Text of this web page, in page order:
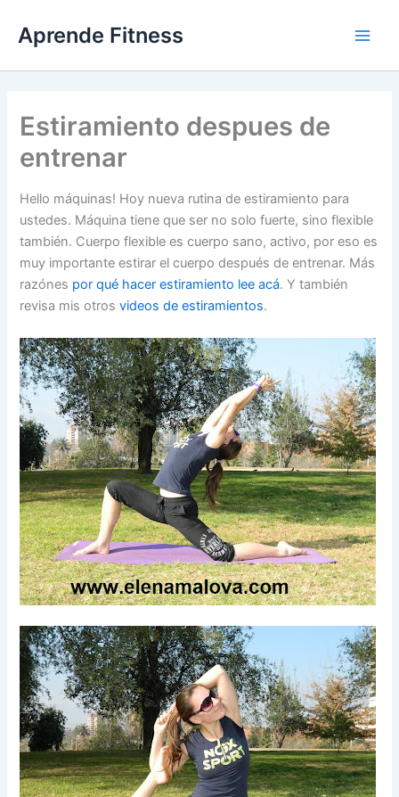
contenido
Aprende Fitness
Estiramiento despues de
entrenar
Hello máquinas! Hoy nueva rutina de estiramiento para
ustedes. Máquina tiene que ser no solo fuerte, sino flexible
también. Cuerpo flexible es cuerpo sano, activo, por eso es
muy importante estirar el cuerpo después de entrenar. Más
razónes por qué hacer estiramiento lee acá. Y también
revisa mis otrosvideos de estiramientos.